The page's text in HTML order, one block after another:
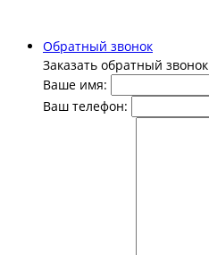
Обратный звонок
Заказать обратный звонок
Ваше имя:
Ваш телефон: